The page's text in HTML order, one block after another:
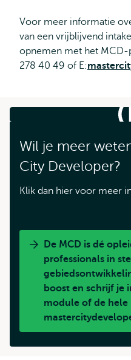
Voor meer informatie
van een vrijblijvend
opnemen met het MCD-
278 40 49 of E:
Wil je meer
City Developer?
Klik dan hier voor meer
De MCD is dé
professionals in
boost en schrijf je
module of de hele
Opent
extern